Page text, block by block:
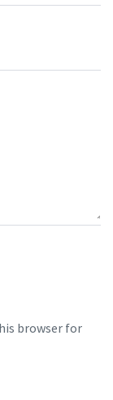
browser for